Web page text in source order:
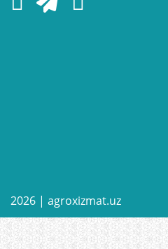
2026 | agroxizmat.uz